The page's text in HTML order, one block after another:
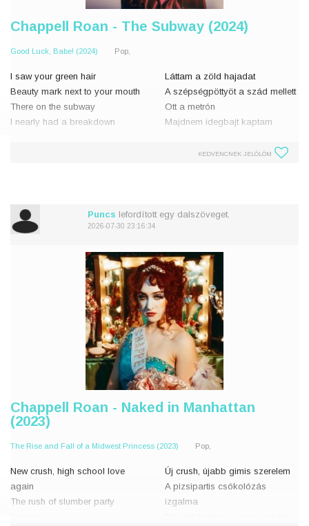
Chappell Roan - The Subway (2024)
Good Luck, Babe! (2024) Pop,
I saw your green hair
Beauty mark next to your mouth
There on the subway
I nearly had a breakdown
Láttam a zöld hajadat
A szépségpöttyöt a szád mellett
Ott a metrón
Majdnem idegbajt kaptam
Megéreztem a parfümödet
KEDVENCNEK JELÖLÖM
Puncs lefordított egy dalszöveget.
2026-07-30 23:16:34
Chappell Roan - Naked in Manhattan
(2023)
The Rise and Fall of a Midwest Princess (2023) Pop,
New crush, high school love
again
The rush of slumber party
Új crush, újabb gimis szerelem
A pizsipartis csókolózás
izgalma